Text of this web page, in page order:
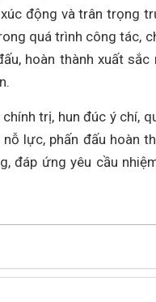
động và trân trọng
quá trình công tác,
hoàn thành xuất sắc
trị, hun đúc ý chí,
lực, phấn đấu hoàn
đáp ứng yêu cầu